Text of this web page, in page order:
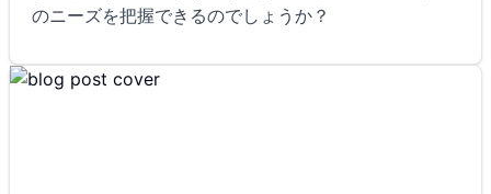
のニーズを把握できるのでしょうか？